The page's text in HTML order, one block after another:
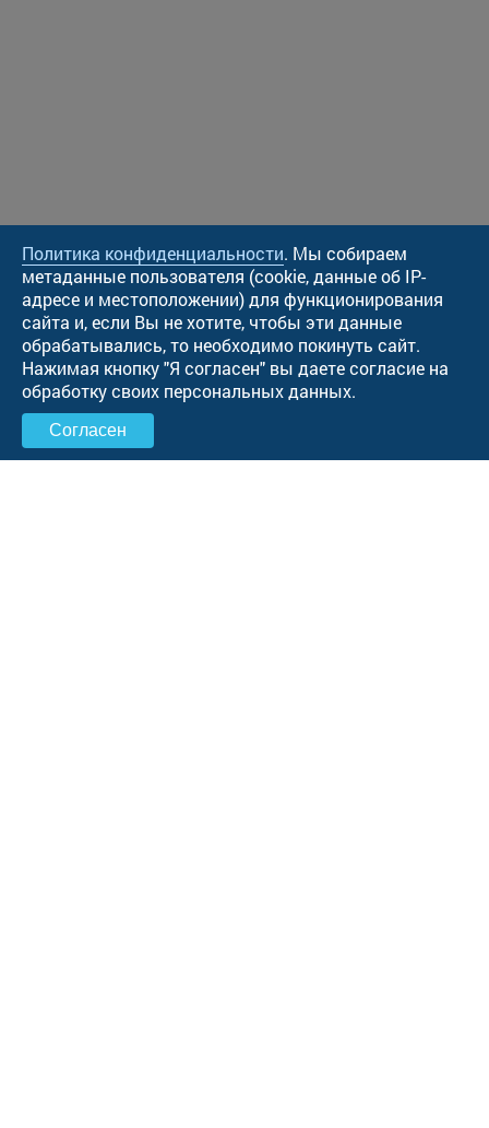
Политика конфиденциальности. Мы собираем
метаданные пользователя (cookie, данные об IP-
адресе и местоположении) для функционирования
сайта и, если Вы не хотите, чтобы эти данные
обрабатывались, то необходимо покинуть сайт.
Нажимая кнопку "Я согласен" вы даете согласие на
обработку своих персональных данных.
Согласен